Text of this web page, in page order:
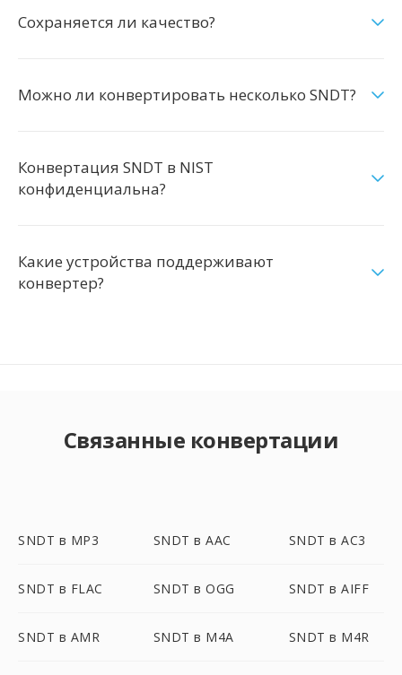
Сохраняется ли качество?
Можно ли конвертировать несколько SNDT?
Конвертация SNDT в NIST
конфиденциальна?
Какие устройства поддерживают
конвертер?
Связанные конвертации
SNDT в MP3 SNDT в AAC SNDT в AC3
SNDT в FLAC SNDT в OGG SNDT в AIFF
SNDT в AMR SNDT в M4A SNDT в M4R